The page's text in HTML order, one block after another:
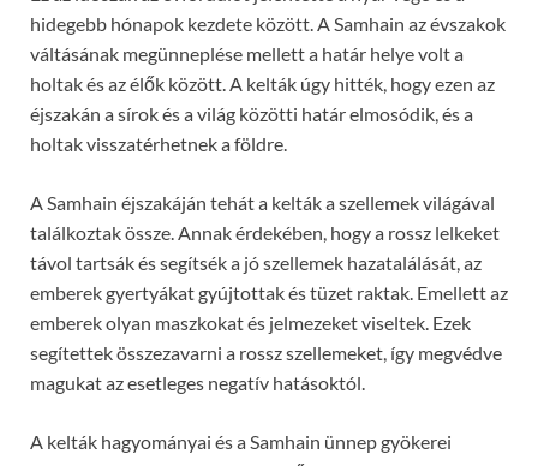
hidegebb hónapok kezdete között. A Samhain az évszakok
váltásának megünneplése mellett a határ helye volt a
holtak és az élők között. A kelták úgy hitték, hogy ezen az
éjszakán a sírok és a világ közötti határ elmosódik, és a
holtak visszatérhetnek a földre.
A Samhain éjszakáján tehát a kelták a szellemek világával
találkoztak össze. Annak érdekében, hogy a rossz lelkeket
távol tartsák és segítsék a jó szellemek hazatalálását, az
emberek gyertyákat gyújtottak és tüzet raktak. Emellett az
emberek olyan maszkokat és jelmezeket viseltek. Ezek
segítettek összezavarni a rossz szellemeket, így megvédve
magukat az esetleges negatív hatásoktól.
A kelták hagyományai és a Samhain ünnep gyökerei